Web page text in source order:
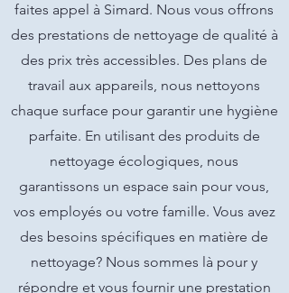
faites appel à Simard. Nous vous offrons
des prestations de nettoyage de qualité à
des prix très accessibles. Des plans de
travail aux appareils, nous nettoyons
chaque surface pour garantir une hygiène
parfaite. En utilisant des produits de
nettoyage écologiques, nous
garantissons un espace sain pour vous,
vos employés ou votre famille. Vous avez
des besoins spécifiques en matière de
nettoyage? Nous sommes là pour y
répondre et vous fournir une prestation